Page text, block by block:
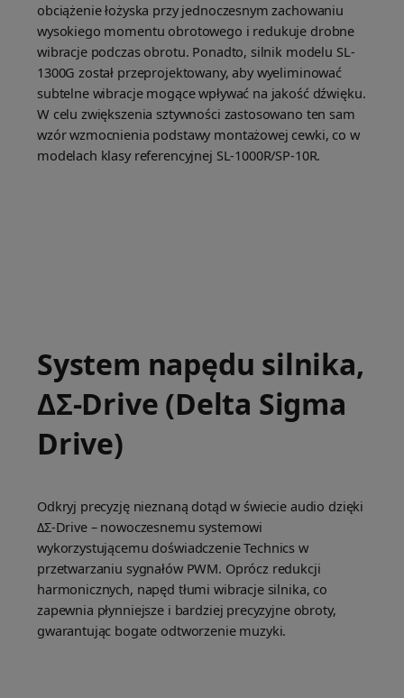
obciążenie łożyska przy jednoczesnym zachowaniu
wysokiego momentu obrotowego i redukuje drobne
wibracje podczas obrotu. Ponadto, silnik modelu SL-
1300G został przeprojektowany, aby wyeliminować
subtelne wibracje mogące wpływać na jakość dźwięku.
W celu zwiększenia sztywności zastosowano ten sam
wzór wzmocnienia podstawy montażowej cewki, co w
modelach klasy referencyjnej SL-1000R/SP-10R.
System napędu silnika,
ΔΣ-Drive (Delta Sigma
Drive)
Odkryj precyzję nieznaną dotąd w świecie audio dzięki
ΔΣ-Drive – nowoczesnemu systemowi
wykorzystującemu doświadczenie Technics w
przetwarzaniu sygnałów PWM. Oprócz redukcji
harmonicznych, napęd tłumi wibracje silnika, co
zapewnia płynniejsze i bardziej precyzyjne obroty,
gwarantując bogate odtworzenie muzyki.